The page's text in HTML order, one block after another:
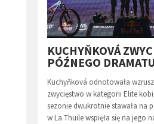
KUCHYŇKOVÁ
PÓŹNEGO DRAMATU
Kuchyňková odnotowała
zwycięstwo w kategorii Elite
sezonie dwukrotnie stawała na
w La Thuile wspięła się na jego